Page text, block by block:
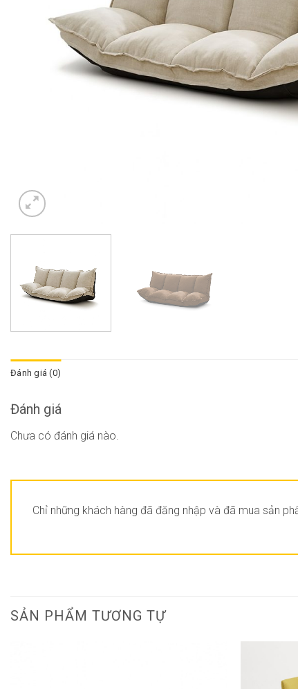
Đánh giá (0)
Đánh giá
Chưa có đánh giá nào.
Chỉ những khách hàng đã đăng nhập và đã mua sản
SẢN PHẨM TƯƠNG TỰ